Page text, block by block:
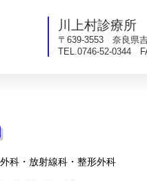
川上村診療所
〒639-3553 奈良県
TEL.0746-52-0344
科・放射線科・整形外科